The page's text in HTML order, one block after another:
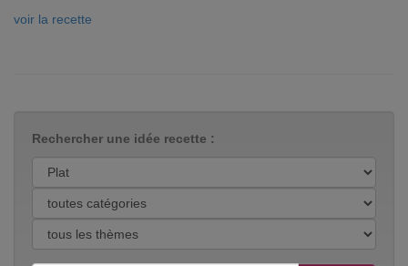
voir la recette
Rechercher une idée recette :